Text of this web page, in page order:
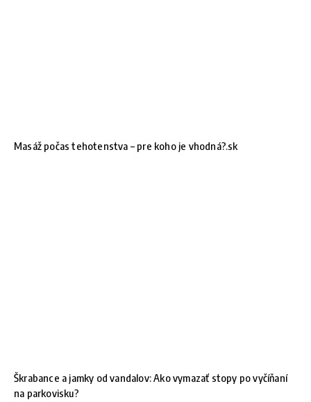
Masáž počas tehotenstva – pre koho je vhodná?.sk
Škrabance a jamky od vandalov: Ako vymazať stopy po vyčíňaní
na parkovisku?